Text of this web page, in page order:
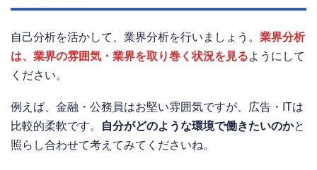
自己分析を活かして、業界分析を行いましょう。 業界分析
は、業界の雰囲気・業界を取り巻く状況を見るようにして
ください。
例えば、金融・公務員はお堅い雰囲気ですが、広告・ITは
比較的柔軟です。
自分がどのような環境で働きたいのかと
照らし合わせて考えてみてくださいね。